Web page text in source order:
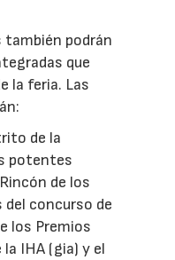
también podrán
que
la feria. Las
de la
potentes
de los
concurso de
los Premios
IHA (gia) y el